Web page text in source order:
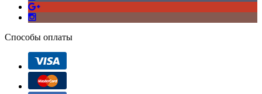
Способы оплаты